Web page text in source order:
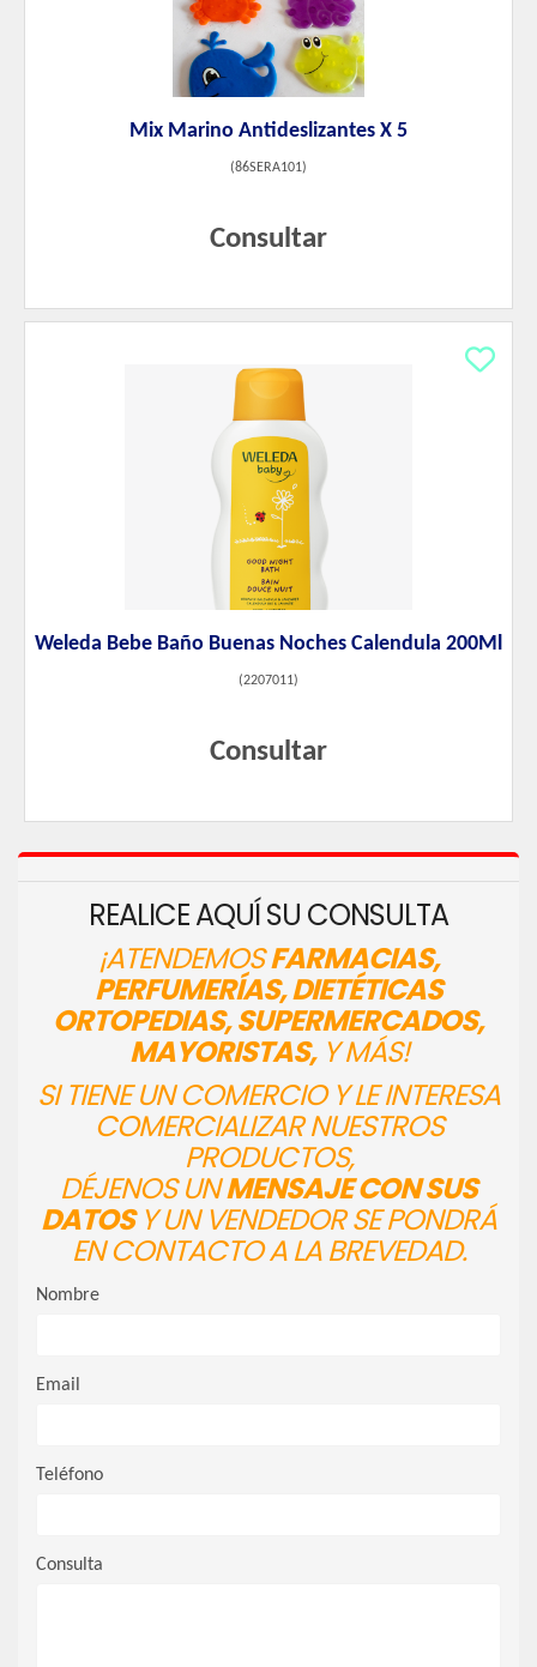
Mix Marino Antideslizantes X 5
(86SERA101)
Consultar
Weleda Bebe Baño Buenas Noches Calendula 200Ml
(2207011)
Consultar
REALICE AQUÍ SU CONSULTA
¡ATENDEMOSFARMACIAS,
PERFUMERÍAS, DIETÉTICAS
ORTOPEDIAS, SUPERMERCADOS,
MAYORISTAS,Y MÁS!
SI TIENE UN COMERCIO Y LE INTERESA
COMERCIALIZAR NUESTROS
PRODUCTOS,
DÉJENOS UNMENSAJE CON SUS
DATOSY UN VENDEDOR SE PONDRÁ
EN CONTACTO A LA BREVEDAD.
Nombre
Email
Teléfono
Consulta